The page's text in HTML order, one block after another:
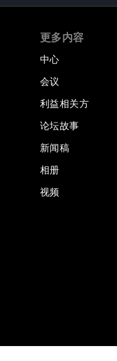
更多内容
中心
会议
利益相关方
论坛故事
新闻稿
相册
视频